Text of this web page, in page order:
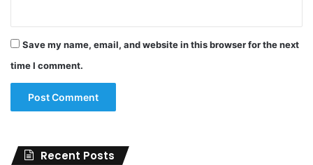
Save my name, email, and website in this browser for the next
time I comment.
Recent Posts